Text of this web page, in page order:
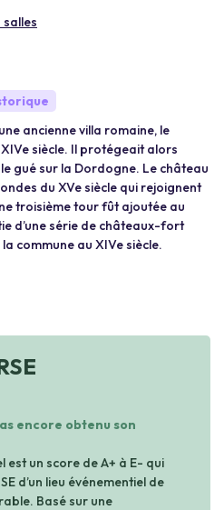
ancienne villa romaine, le
siècle. Il protégeait alors
gué sur la Dordogne. Le château
du XVe siècle qui rejoignent
troisième tour fût ajoutée au
d’une série de châteaux-fort
commune au XIVe siècle.
encore obtenu son
est un score de A+ à E- qui
d’un lieu événementiel de
Basé sur une